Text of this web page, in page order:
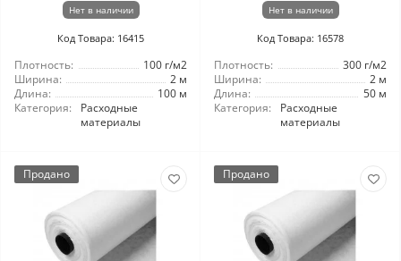
Нет в наличии
Код Товара: 16415
Плотность:
100 г/м2
Ширина:
2 м
Длина:
100 м
Категория:
Расходные
материалы
Нет в наличии
Код Товара: 16578
Плотность:
300 г/м2
Ширина:
2 м
Длина:
50 м
Категория:
Расходные
материалы
Продано Продано